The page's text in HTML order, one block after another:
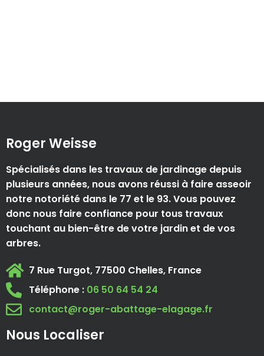
Roger Weisse
Spécialisés dans les travaux de jardinage depuis
plusieurs années, nous avons réussi à faire asseoir
notre notoriété dans le 77 et le 93. Vous pouvez
donc nous faire confiance pour tous travaux
touchant au bien-être de votre jardin et de vos
arbres.
7 Rue Turgot, 77500 Chelles, France
Téléphone : 06 50 64 54 24
contact@roger-abattage-elagage.fr
Nous Localiser